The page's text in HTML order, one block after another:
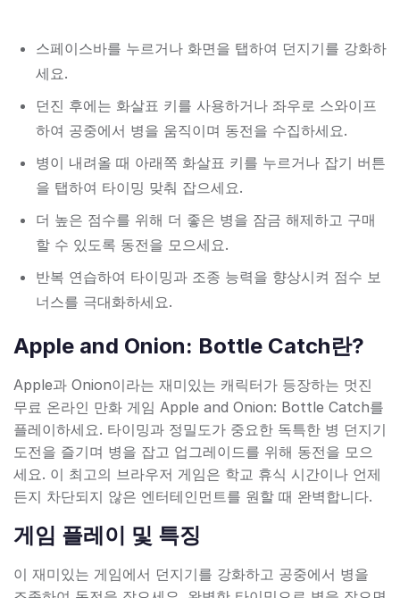
스페이스바를 누르거나 화면을 탭하여 던지기를 강화하
세요.
던진 후에는 화살표 키를 사용하거나 좌우로 스와이프
하여 공중에서 병을 움직이며 동전을 수집하세요.
병이 내려올 때 아래쪽 화살표 키를 누르거나 잡기 버튼
을 탭하여 타이밍 맞춰 잡으세요.
더 높은 점수를 위해 더 좋은 병을 잠금 해제하고 구매
할 수 있도록 동전을 모으세요.
반복 연습하여 타이밍과 조종 능력을 향상시켜 점수 보
너스를 극대화하세요.
Apple and Onion: Bottle Catch란?
Apple과 Onion이라는 재미있는 캐릭터가 등장하는 멋진
무료 온라인 만화 게임 Apple and Onion: Bottle Catch를
플레이하세요. 타이밍과 정밀도가 중요한 독특한 병 던지기
도전을 즐기며 병을 잡고 업그레이드를 위해 동전을 모으
세요. 이 최고의 브라우저 게임은 학교 휴식 시간이나 언제
든지 차단되지 않은 엔터테인먼트를 원할 때 완벽합니다.
게임 플레이 및 특징
이 재미있는 게임에서 던지기를 강화하고 공중에서 병을